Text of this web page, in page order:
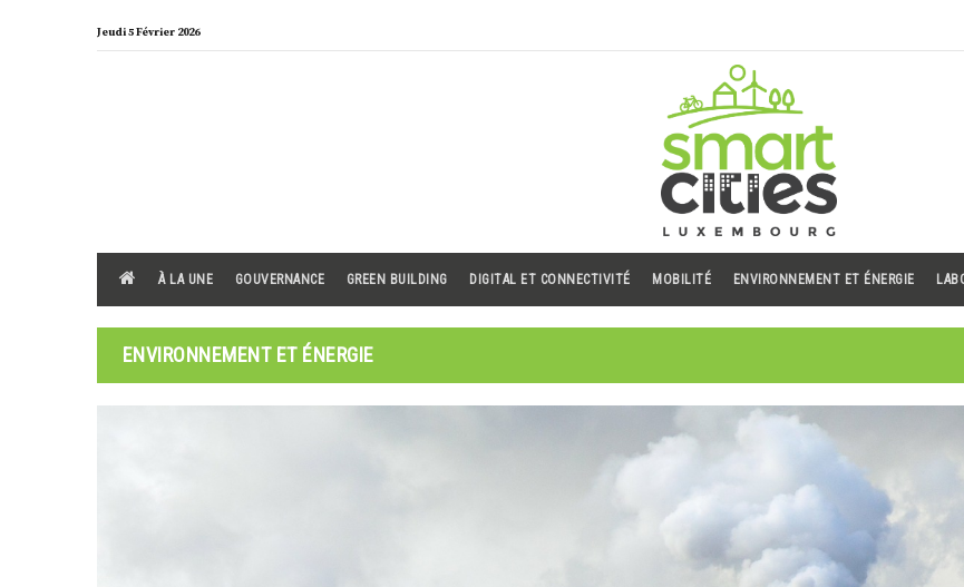
Jeudi 5 Février 2026
À LA UNE GOUVERNANCE GREEN BUILDING DIGITAL ET CONNECTIVITÉ MOBILITÉ ENVIRONNEMENT ET ÉNERGIE
ENVIRONNEMENT ET ÉNERGIE